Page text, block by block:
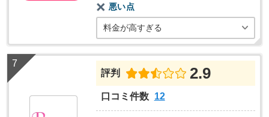
悪い点
料金が高すぎる
評判 2.9
口コミ件数 12